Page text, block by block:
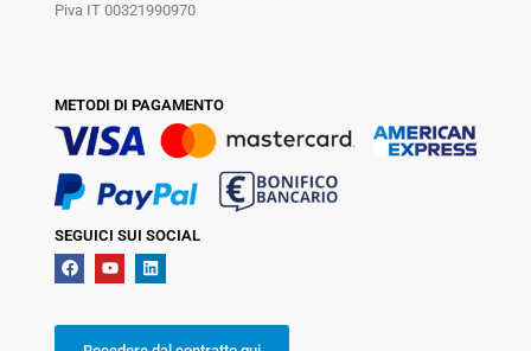
Piva IT 00321990970
METODI DI PAGAMENTO
SEGUICI SUI SOCIAL